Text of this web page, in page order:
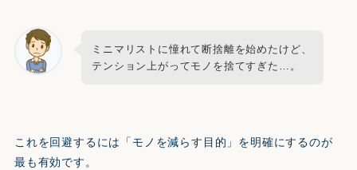
ミニマリストに憧れて断捨離を始めたけど、
テンション上がってモノを捨てすぎた…。
これを回避するには「モノを減らす目的」を明確にするのが
最も有効です。